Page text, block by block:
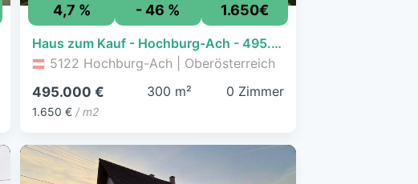
4,7 % - 46 % 1.650€
Haus zum Kauf - Hochburg-Ach - 495.000 € - 300 m², 1.500 m² Grundstück
5122 Hochburg-Ach | Oberösterreich
495.000 €
1.650 € / m2
300 m² 0 Zimmer